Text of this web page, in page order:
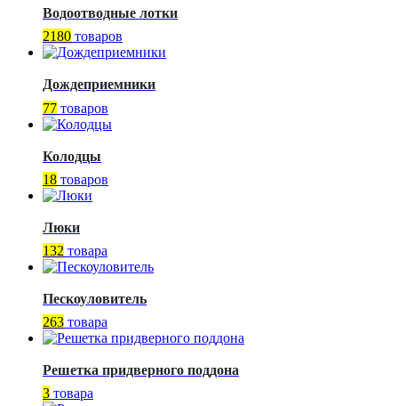
Водоотводные лотки
2180 товаров
Дождеприемники
77 товаров
Колодцы
18 товаров
Люки
132 товара
Пескоуловитель
263 товара
Решетка придверного поддона
3 товара